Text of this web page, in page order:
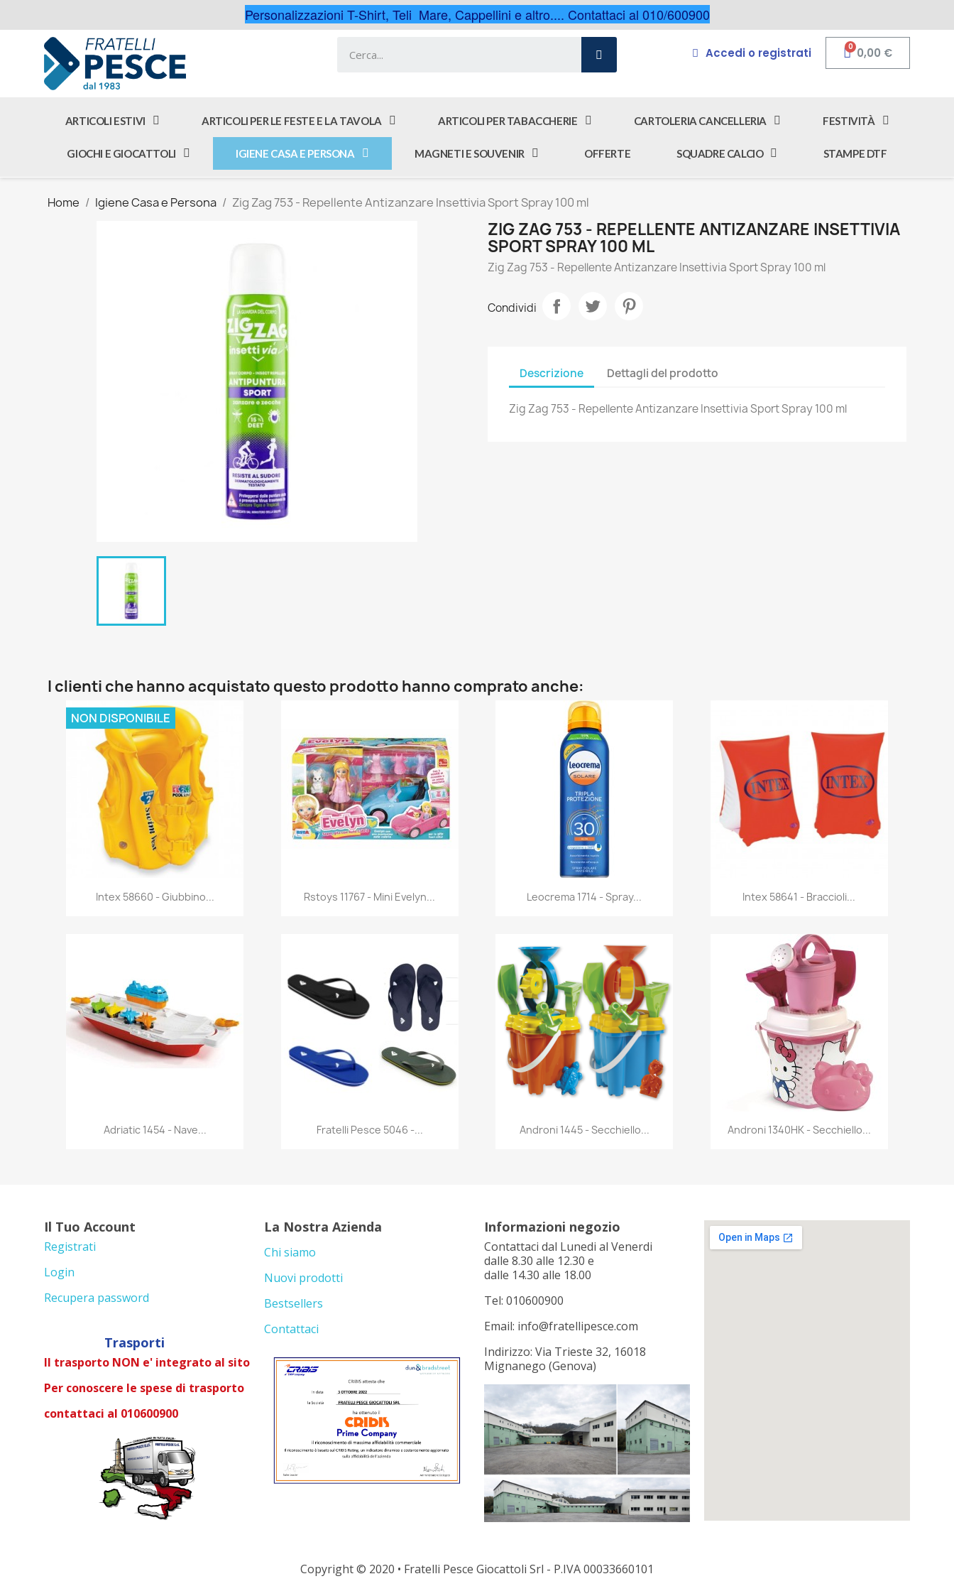
Personalizzazioni T-Shirt, Teli Mare, Cappellini e altro.... Contattaci al 010/600900
Accedi o registrati 0,00 €
ARTICOLI ESTIVI ARTICOLI PER LE FESTE E LA TAVOLA ARTICOLI PER TABACCHERIE CARTOLERIA CANCELLERIA FESTIVITÀ
GIOCHI E GIOCATTOLI IGIENE CASA E PERSONA MAGNETI E SOUVENIR OFFERTE SQUADRE CALCIO STAMPE DTF
Home Igiene Casa e Persona Zig Zag 753 - Repellente Antizanzare Insettivia Sport Spray 100 ml
ZIG ZAG 753 - REPELLENTE ANTIZANZARE INSETTIVIA
SPORT SPRAY 100 ML
Zig Zag 753 - Repellente Antizanzare Insettivia Sport Spray 100 ml
Condividi
Descrizione Dettagli del prodotto
Zig Zag 753 - Repellente Antizanzare Insettivia Sport Spray 100 ml
I clienti che hanno acquistato questo prodotto hanno comprato anche:
Anteprima
Intex 58660 - Giubbino...
NON DISPONIBILE
Anteprima
Rstoys 11767 - Mini Evelyn... Anteprima
Leocrema 1714 - Spray... Anteprima
Intex 58641 - Braccioli...
Anteprima
Adriatic 1454 - Nave... Anteprima
Fratelli Pesce 5046 -... Anteprima
Androni 1445 - Secchiello... Anteprima
Androni 1340HK - Secchiello...
Il Tuo Account
Registrati
Login
Recupera password
Trasporti
Il trasporto NON e' integrato al sito
Per conoscere le spese di trasporto
contattaci al 010600900
La Nostra Azienda
Chi siamo
Nuovi prodotti
Bestsellers
Contattaci
Informazioni negozio
Contattaci dal Lunedi al Venerdi
dalle 8.30 alle 12.30 e
dalle 14.30 alle 18.00
Tel: 010600900
Email: info@fratellipesce.com
Indirizzo: Via Trieste 32, 16018
Mignanego (Genova)
Copyright © 2020 • Fratelli Pesce Giocattoli Srl - P.IVA 00033660101